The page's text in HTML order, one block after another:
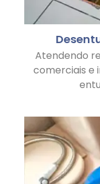
Atendendo
comerciais e